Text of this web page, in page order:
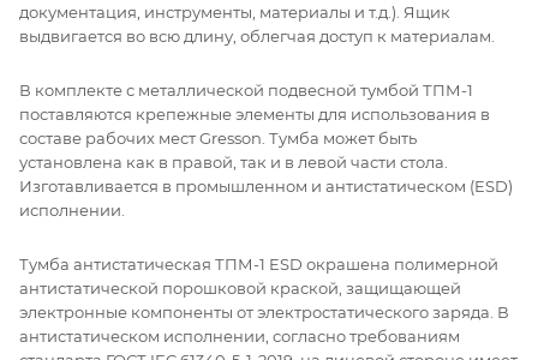
документация, инструменты, материалы и т.д.). Ящик
выдвигается во всю длину, облегчая доступ к материалам.
В комплекте с металлической подвесной тумбой ТПМ-1
поставляются крепежные элементы для использования в
составе рабочих мест Gresson. Тумба может быть
установлена как в правой, так и в левой части стола.
Изготавливается в промышленном и антистатическом (ESD)
исполнении.
Тумба антистатическая ТПМ-1 ESD окрашена полимерной
антистатической порошковой краской, защищающей
электронные компоненты от электростатического заряда. В
антистатическом исполнении, согласно требованиям